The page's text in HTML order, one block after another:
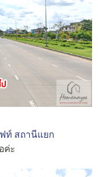
ท์ สถานีแยก
ค่ะ